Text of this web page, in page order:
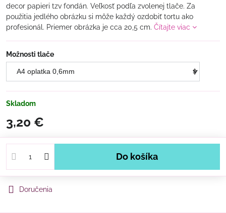
decor papieri tzv fondán. Veľkosť podľa zvolenej tlače. Za
použitia jedlého obrázku si môže každý ozdobiť tortu ako
profesionál. Priemer obrázka je cca 20,5 cm. Čítajte viac
Možnosti tlače
Skladom
3,20 €
Do košíka
Doručenia